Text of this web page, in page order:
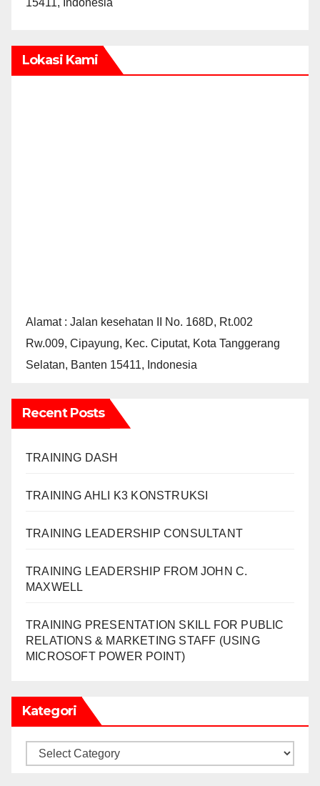
15411, Indonesia
Lokasi Kami
Alamat : Jalan kesehatan II No. 168D, Rt.002
Rw.009, Cipayung, Kec. Ciputat, Kota Tanggerang
Selatan, Banten 15411, Indonesia
Recent Posts
TRAINING DASH
TRAINING AHLI K3 KONSTRUKSI
TRAINING LEADERSHIP CONSULTANT
TRAINING LEADERSHIP FROM JOHN C.
MAXWELL
TRAINING PRESENTATION SKILL FOR PUBLIC
RELATIONS & MARKETING STAFF (USING
MICROSOFT POWER POINT)
Kategori
Kategori